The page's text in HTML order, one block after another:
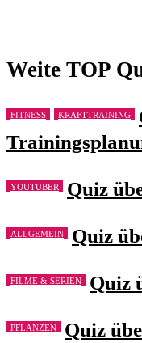
Weite TOP
FITNESS KRAFTTRAINING
YOUTUBER Quiz
ALLGEMEIN Quiz
FILME & SERIEN Quiz
PFLANZEN Quiz